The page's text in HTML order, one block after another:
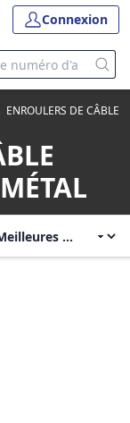
Connexion
ENROULERS DE CÂBLE